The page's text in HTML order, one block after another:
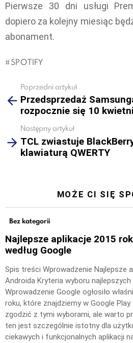
Pierwsze 30 dni usługi
dopiero za kolejny miesiąc
abonament.
SPOTIFY
more
Poprzedni artykuł
Przedsprzedaż
rozpocznie się 10
Następny artykuł
TCL zwiastuje
klawiaturą QWERTY
MOŻE CI SIĘ
Bez kategorii
Najlepsze aplikacje 2015
według Google
Spis treści Wprowadzenie Najlepsze
Androida Kryteria wyboru
Wprowadzenie Google ogłosiło
roku, które znajdziemy w Google
zgodzić z tymi wyborami, ale warto
ten jest szczególnie istotny dla
ciekawych i funkcjonalnych aplikacji